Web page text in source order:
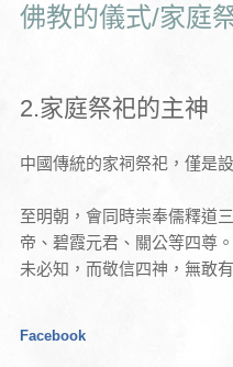
佛教的儀式/家庭
2.家庭祭祀的主神
中國傳統的家祠祭祀，僅是
至明朝，會同時崇奉儒釋道
帝、碧霞元君、關公等四尊
未必知，而敬信四神，無敢
Facebook